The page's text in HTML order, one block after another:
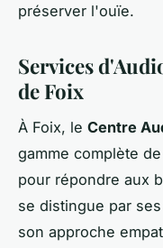
préserver l'ouïe.
Services
de Foix
À Foix, le Centre
gamme complète
pour répondre aux
se distingue par
son approche